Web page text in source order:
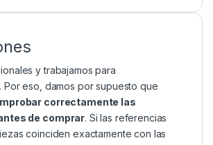
y trabajamos para
Por eso, damos por supuesto que
correctamente las
de comprar. Si las referencias
coinciden exactamente con las